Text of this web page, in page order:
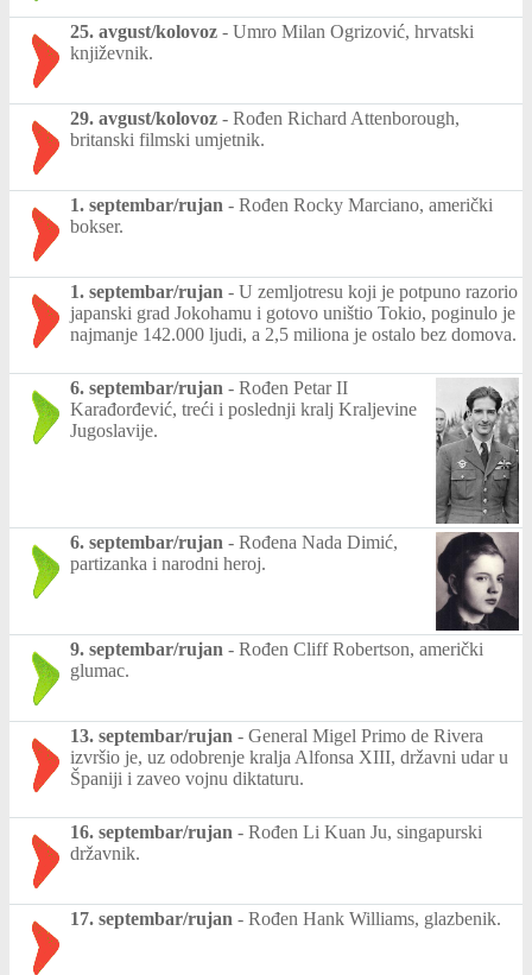
25. avgust/kolovoz - Umro Milan Ogrizović, hrvatski
književnik.
29. avgust/kolovoz - Rođen Richard Attenborough,
britanski filmski umjetnik.
1. septembar/rujan - Rođen Rocky Marciano, američki
bokser.
1. septembar/rujan - U zemljotresu koji je potpuno razorio
japanski grad Jokohamu i gotovo uništio Tokio, poginulo je
najmanje 142.000 ljudi, a 2,5 miliona je ostalo bez domova.
6. septembar/rujan - Rođen Petar II
Karađorđević, treći i poslednji kralj Kraljevine
Jugoslavije.
6. septembar/rujan - Rođena Nada Dimić,
partizanka i narodni heroj.
9. septembar/rujan - Rođen Cliff Robertson, američki
glumac.
13. septembar/rujan - General Migel Primo de Rivera
izvršio je, uz odobrenje kralja Alfonsa XIII, državni udar u
Španiji i zaveo vojnu diktaturu.
16. septembar/rujan - Rođen Li Kuan Ju, singapurski
državnik.
17. septembar/rujan - Rođen Hank Williams, glazbenik.